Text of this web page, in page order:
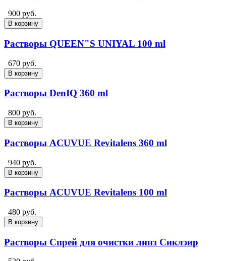
900 руб.
В корзину
Растворы QUEEN"S UNIYAL 100 ml
670 руб.
В корзину
Растворы DenIQ 360 ml
800 руб.
В корзину
Растворы ACUVUE Revitalens 360 ml
940 руб.
В корзину
Растворы ACUVUE Revitalens 100 ml
480 руб.
В корзину
Растворы Спрей для очистки линз Сиклэир